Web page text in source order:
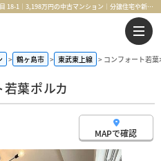
コンフォート若葉ポルカ 埼玉県鶴ヶ島市富士見1丁目 18-1｜3,198万円の中古マンション｜分譲住宅や新築物件｜センチュリー21明和ハウス
鶴ヶ島市 東武東上線 コンフォート若葉
若葉ポルカ
MAPで確認